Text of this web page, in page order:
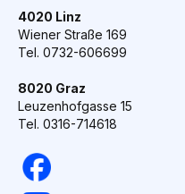
4020 Linz
Wiener Straße 169
Tel. 0732-606699
8020 Graz
Leuzenhofgasse 15
Tel. 0316-714618